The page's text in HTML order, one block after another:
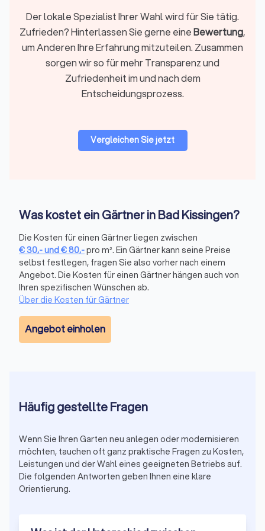
Die Auswahl standortgerechter Pflanzen hängt stark von
Mikroklima, Bodenfeuchte und Schattenlagen ab, die sich in
Bad Kissingen je nach Viertel unterscheiden können. Betriebe
vor Ort wissen, welche Arten in der Region zuverlässig
anwachsen.
Hecken, Holz- oder Metall­elemente inklusive Fundament und
Einhaltung gesetzlicher Grenzabständen.
Wege, Terrassen & Pflasterarbeiten
Pflasterarbeiten im Gartenbau sind der Bau eines tragfähigen
Unterbaus und das Verlegen von Platten oder Pflaster für
Wege, Terrassen und Sitzbereiche.
Vorteil:Langlebige Wege und Terrassen sind nur mit
einem korrekten Unterbau frost- und trittsicher.
Gartenpflege umfasst Schnittarbeiten, Pflanzenschutz,
saisonale Pflege und die langfristige Betreuung Ihrer
Pflanzenfächen.
Pflegebedarf und saisonale Aufgaben variieren regional, etwa
durch Unterschiede bei Frostperioden oder
Der lokale Spezialist Ihrer Wahl wird für Sie tätig.
Zufrieden? Hinterlassen Sie gerne eineBewertung,
um Anderen Ihre Erfahrung mitzuteilen. Zusammen
sorgen wir so für mehr Transparenz und
Zufriedenheit im und nach dem
Entscheidungsprozess.
Vergleichen Sie jetzt
Was kostet ein Gärtner in Bad Kissingen?
Die Kosten für einen Gärtner liegen zwischen
€30,-und€80,-pro m². Ein Gärtner kann seine Preise
selbst festlegen, fragen Sie also vorher nach einem
Angebot. Die Kosten für einen Gärtner hängen auch von
Ihren spezifischen Wünschen ab.
Über die Kosten für Gärtner
Angebot einholen
Häufig gestellte Fragen
Wenn Sie Ihren Garten neu anlegen oder modernisieren
möchten, tauchen oft ganz praktische Fragen zu Kosten,
Leistungen und der Wahl eines geeigneten Betriebs auf.
Die folgenden Antworten geben Ihnen eine klare
Orientierung.